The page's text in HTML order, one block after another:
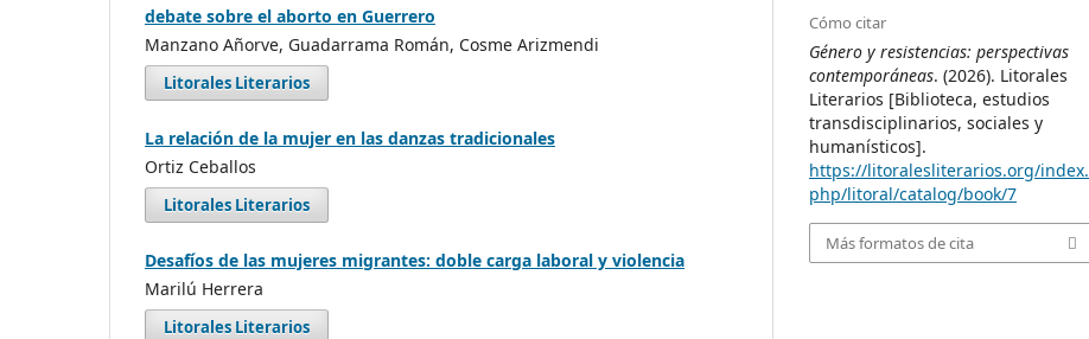
debate sobre el aborto en Guerrero
Manzano Añorve, Guadarrama Román, Cosme Arizmendi
Litorales Literarios
La relación de la mujer en las danzas tradicionales
Ortiz Ceballos
Litorales Literarios
Desafíos de las mujeres migrantes: doble carga laboral y violencia
Marilú Herrera
Litorales Literarios
Cómo citar
Género y resistencias: perspectivas
contemporáneas. (2026). Litorales
Literarios [Biblioteca, estudios
transdisciplinarios, sociales y
humanísticos].
https://litoralesliterarios.org/index.
php/litoral/catalog/book/7
Más formatos de cita